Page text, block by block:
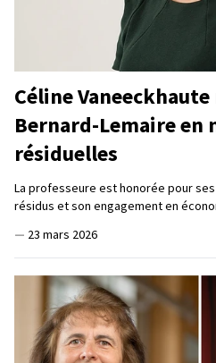
Céline
Bernard-Lemaire en
résiduelles
La professeure est honorée pour
résidus et son engagement en
— 23 mars 2026